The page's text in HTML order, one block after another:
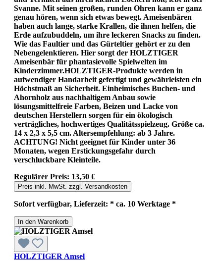
Svanne. Mit seinen großen, runden Ohren kann er ganz
genau hören, wenn sich etwas bewegt. Ameisenbären
haben auch lange, starke Krallen, die ihnen helfen, die
Erde aufzubuddeln, um ihre leckeren Snacks zu finden.
Wie das Faultier und das Gürteltier gehört er zu den
Nebengelenktieren. Hier sorgt der HOLZTIGER
Ameisenbär für phantasievolle Spielwelten im
Kinderzimmer.HOLZTIGER-Produkte werden in
aufwendiger Handarbeit gefertigt und gewährleisten ein
Höchstmaß an Sicherheit. Einheimisches Buchen- und
Ahornholz aus nachhaltigem Anbau sowie
lösungsmittelfreie Farben, Beizen und Lacke von
deutschen Herstellern sorgen für ein ökologisch
verträgliches, hochwertiges Qualitätsspielzeug. Größe ca.
14 x 2,3 x 5,5 cm. Altersempfehlung: ab 3 Jahre.
ACHTUNG! Nicht geeignet für Kinder unter 36
Monaten, wegen Erstickungsgefahr durch
verschluckbare Kleinteile.
Regulärer Preis: 13,50 €
Preis inkl. MwSt. zzgl. Versandkosten
Sofort verfügbar, Lieferzeit: * ca. 10 Werktage *
In den Warenkorb
HOLZTIGER Amsel